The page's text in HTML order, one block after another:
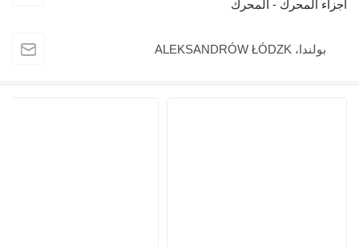
أجزاء المحرك - المحرك
بولندا، ALEKSANDRÓW ŁÓDZK